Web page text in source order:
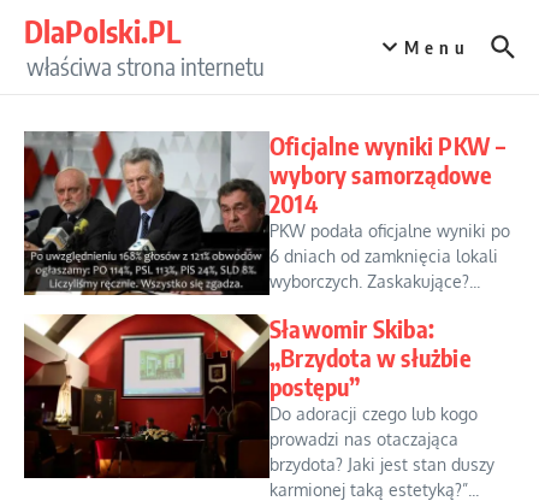
DlaPolski.PL
właściwa strona internetu
Menu
Oficjalne wyniki PKW –
wybory samorządowe
2014
PKW podała oficjalne wyniki po
6 dniach od zamknięcia lokali
wyborczych. Zaskakujące?...
Sławomir Skiba:
„Brzydota w służbie
postępu”
Do adoracji czego lub kogo
prowadzi nas otaczająca
brzydota? Jaki jest stan duszy
karmionej taką estetyką?”...